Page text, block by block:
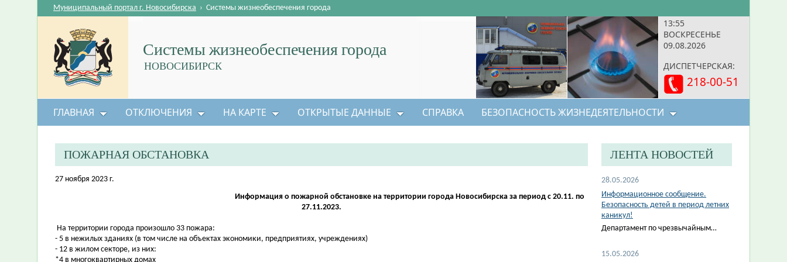
13:55
ВОСКРЕСЕНЬЕ
09.08.2026
ДИСПЕТЧЕРСКАЯ:
218-00-51
Системы жизнеобеспечения города
НОВОСИБИРСК
Муниципальный портал г. Новосибирска › Системы жизнеобеспечения города
ГЛАВНАЯ ОТКЛЮЧЕНИЯ НА КАРТЕ ОТКРЫТЫЕ ДАННЫЕ СПРАВКА БЕЗОПАСНОСТЬ ЖИЗНЕДЕЯТЕЛЬНОСТИ
ПОЖАРНАЯ ОБСТАНОВКА
27 ноября 2023 г.
Информация о пожарной обстановке на территории города Новосибирска за период с 20.11. по
27.11.2023.
На территории города произошло 33 пожара:
- 5 в нежилых зданиях (в том числе на объектах экономики, предприятиях, учреждениях)
- 12 в жилом секторе, из них:
*4 в многоквартирных домах
ЛЕНТА НОВОСТЕЙ
28.05.2026
Информационное сообщение.
Безопасность детей в период летних
каникул!
Департамент по чрезвычайным…
15.05.2026